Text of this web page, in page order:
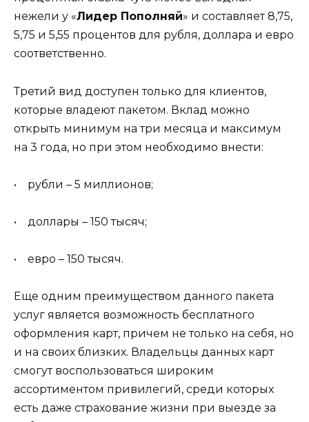
нежели у «Лидер Пополняй» и составляет 8,75,
5,75 и 5,55 процентов для рубля, доллара и евро
соответственно.
Третий вид доступен только для клиентов,
которые владеют пакетом. Вклад можно
открыть минимум на три месяца и максимум
на 3 года, но при этом необходимо внести:
• рубли – 5 миллионов;
• доллары – 150 тысяч;
• евро – 150 тысяч.
Еще одним преимуществом данного пакета
услуг является возможность бесплатного
оформления карт, причем не только на себя, но
и на своих близких. Владельцы данных карт
смогут воспользоваться широким
ассортиментом привилегий, среди которых
есть даже страхование жизни при выезде за